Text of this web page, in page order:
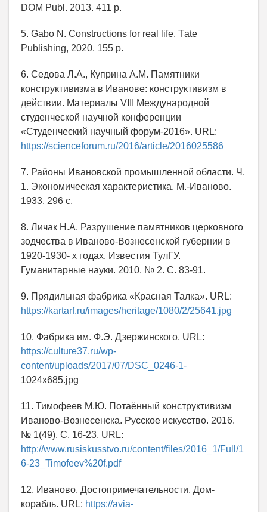
DOM Publ. 2013. 411 р.
5. Gabo N. Constructions for real life. Тate
Publishing, 2020. 155 р.
6. Седова Л.А., Куприна А.М. Памятники
конструктивизма в Иванове: конструктивизм в
действии. Материалы VIII Международной
студенческой научной конференции
«Студенческий научный форум-2016». URL:
https://scienceforum.ru/2016/article/2016025586
7. Районы Ивановской промышленной области. Ч.
1. Экономическая характеристика. М.-Иваново.
1933. 296 с.
8. Личак Н.А. Разрушение памятников церковного
зодчества в Иваново-Вознесенской губернии в
1920-1930- х годах. Известия ТулГУ.
Гуманитарные науки. 2010. № 2. С. 83-91.
9. Прядильная фабрика «Красная Талка». URL:
https://kartarf.ru/images/heritage/1080/2/25641.jpg
10. Фабрика им. Ф.Э. Дзержинского. URL:
https://culture37.ru/wp-
content/uploads/2017/07/DSC_0246-1-
1024x685.jpg
11. Тимофеев М.Ю. Потаённый конструктивизм
Иваново-Вознесенска. Русское искусство. 2016.
№ 1(49). С. 16-23. URL:
http://www.rusiskusstvo.ru/content/files/2016_1/Full/1
6-23_Timofeev%20f.pdf
12. Иваново. Достопримечательности. Дом-
корабль. URL: https://avia-